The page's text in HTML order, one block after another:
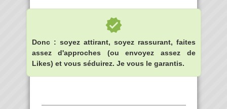
Donc : soyez attirant, soyez rassurant, faites
assez d'approches (ou envoyez assez de
Likes) et vous séduirez. Je vous le garantis.